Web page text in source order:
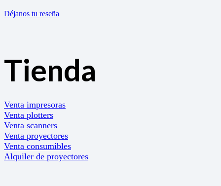
Déjanos tu reseña
Tienda
Venta impresoras
Venta plotters
Venta scanners
Venta proyectores
Venta consumibles
Alquiler de proyectores